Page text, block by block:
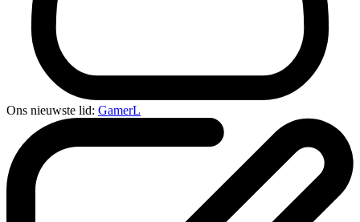
Ons nieuwste lid: GamerL